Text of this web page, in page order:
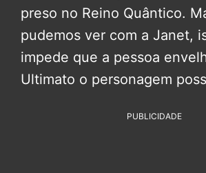
preso no Reino Quântico.
pudemos ver com a Janet,
impede que a pessoa
Ultimato o personagem
PUBLICIDADE